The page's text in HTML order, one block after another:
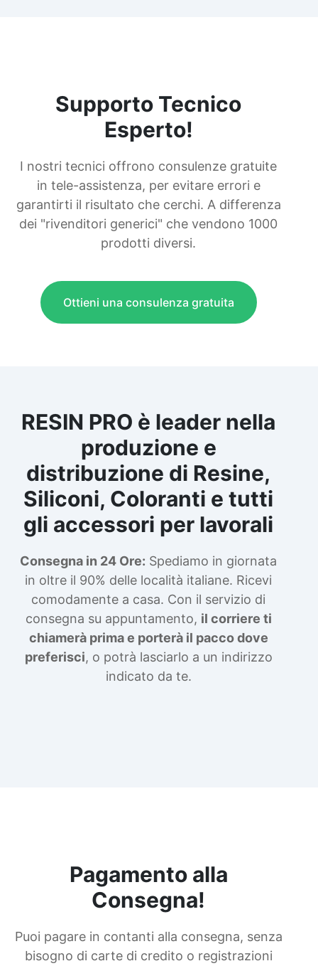
Supporto Tecnico
Esperto!
I nostri tecnici offrono consulenze gratuite
in tele-assistenza, per evitare errori e
garantirti il risultato che cerchi. A differenza
dei "rivenditori generici" che vendono 1000
prodotti diversi.
Ottieni una consulenza gratuita
RESIN PRO è leader nella
produzione e
distribuzione di Resine,
Siliconi, Coloranti e tutti
gli accessori per lavorali
Consegna in 24 Ore: Spediamo in giornata
in oltre il 90% delle località italiane. Ricevi
comodamente a casa. Con il servizio di
consegna su appuntamento, il corriere ti
chiamerà prima e porterà il pacco dove
preferisci, o potrà lasciarlo a un indirizzo
indicato da te.
Pagamento alla
Consegna!
Puoi pagare in contanti alla consegna, senza
bisogno di carte di credito o registrazioni